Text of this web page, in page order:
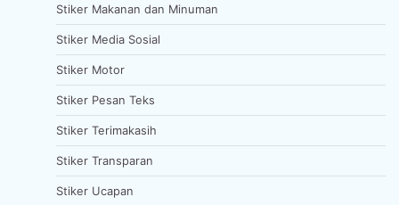
Stiker Makanan dan Minuman
Stiker Media Sosial
Stiker Motor
Stiker Pesan Teks
Stiker Terimakasih
Stiker Transparan
Stiker Ucapan